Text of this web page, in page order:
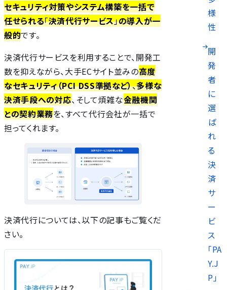
様
性
開
発
者
に
選
ば
れ
る
決
済
サ
ー
ビ
ス
「PA
Y.J
P」
セキュリティ対策やシステム構築を一括で
任せられる「決済代行サービス」の導入が一
般的です。
決済代行サービスを利用することで、開発工
数を抑えながら、大手ECサイト並みの高度
なセキュリティ（PCI DSS準拠など）、多様な
決済手段への対応、そして煩雑な金融機関
との契約業務を、すべて代行会社が一括で
担ってくれます。
決済代行については、以下の記事もご覧くだ
さい。